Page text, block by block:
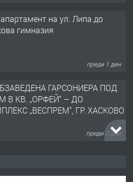
на ул. Липа до
гимназия
преди 1 ден
ГАРСОНИЕРА ПОД
В КВ. „ОРФЕЙ“ – ДО
„ВЕСПРЕМ“, ГР. ХАСКОВО
преди 2 дни
В ЦЕНТЪРА НА ГР.